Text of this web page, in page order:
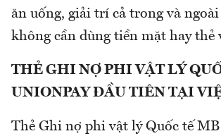
ăn uống, giải trí cả trong và
không cần dùng tiền mặt hay thẻ
THẺ GHI NỢ PHI VẬT LÝ
UNIONPAY ĐẦU TIÊN TẠI
Thẻ Ghi nợ phi vật lý Quốc tế